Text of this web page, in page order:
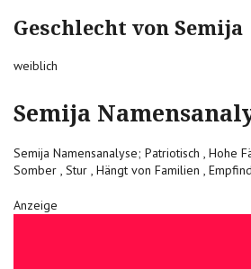
Geschlecht von Semija
weiblich
Semija
Semija Namensanalyse; Patriotisch , Hohe
Somber , Stur , Hängt von Familien ,
Anzeige